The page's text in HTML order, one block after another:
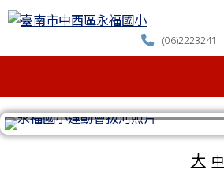
跳至主內容區
臺南市中西區永福國小
(06)2223241
大 中